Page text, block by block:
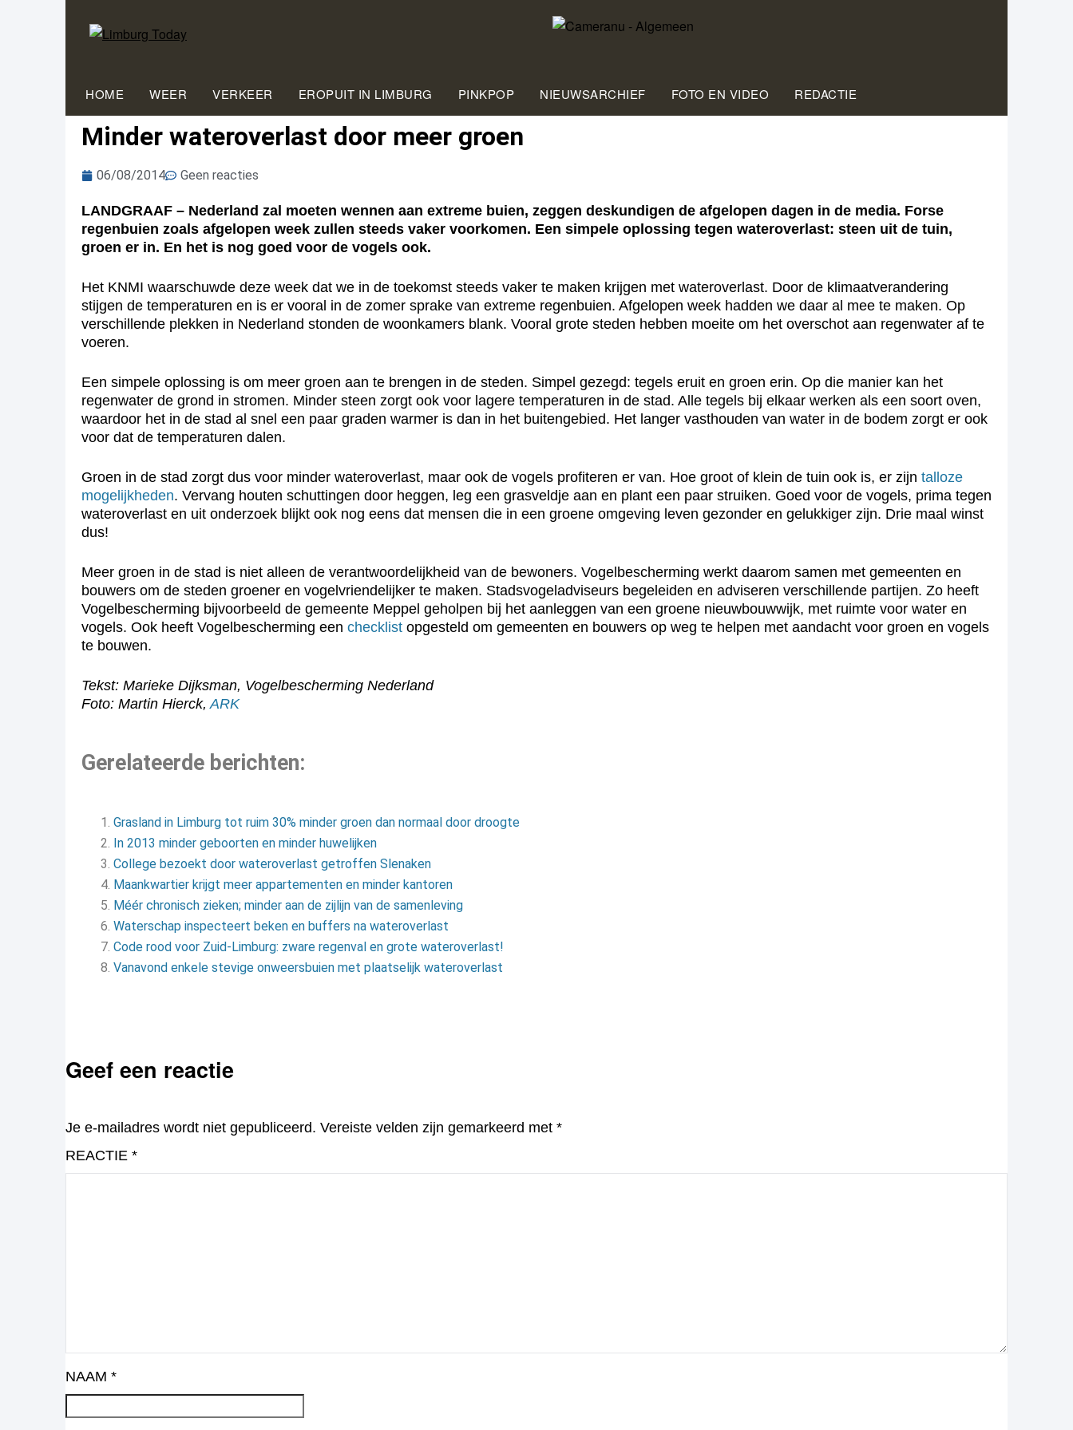
HOME WEER VERKEER EROPUIT IN LIMBURG PINKPOP NIEUWSARCHIEF FOTO EN VIDEO REDACTIE
Minder wateroverlast door meer groen
06/08/2014 Geen reacties
LANDGRAAF – Nederland zal moeten wennen aan extreme buien, zeggen deskundigen de afgelopen dagen in de media. Forse
regenbuien zoals afgelopen week zullen steeds vaker voorkomen. Een simpele oplossing tegen wateroverlast: steen uit de tuin,
groen er in. En het is nog goed voor de vogels ook.
Het KNMI waarschuwde deze week dat we in de toekomst steeds vaker te maken krijgen met wateroverlast. Door de klimaatverandering
stijgen de temperaturen en is er vooral in de zomer sprake van extreme regenbuien. Afgelopen week hadden we daar al mee te maken. Op
verschillende plekken in Nederland stonden de woonkamers blank. Vooral grote steden hebben moeite om het overschot aan regenwater af te
voeren.
Een simpele oplossing is om meer groen aan te brengen in de steden. Simpel gezegd: tegels eruit en groen erin. Op die manier kan het
regenwater de grond in stromen. Minder steen zorgt ook voor lagere temperaturen in de stad. Alle tegels bij elkaar werken als een soort oven,
waardoor het in de stad al snel een paar graden warmer is dan in het buitengebied. Het langer vasthouden van water in de bodem zorgt er ook
voor dat de temperaturen dalen.
Groen in de stad zorgt dus voor minder wateroverlast, maar ook de vogels profiteren er van. Hoe groot of klein de tuin ook is, er zijn talloze
mogelijkheden. Vervang houten schuttingen door heggen, leg een grasveldje aan en plant een paar struiken. Goed voor de vogels, prima tegen
wateroverlast en uit onderzoek blijkt ook nog eens dat mensen die in een groene omgeving leven gezonder en gelukkiger zijn. Drie maal winst
dus!
Meer groen in de stad is niet alleen de verantwoordelijkheid van de bewoners. Vogelbescherming werkt daarom samen met gemeenten en
bouwers om de steden groener en vogelvriendelijker te maken. Stadsvogeladviseurs begeleiden en adviseren verschillende partijen. Zo heeft
Vogelbescherming bijvoorbeeld de gemeente Meppel geholpen bij het aanleggen van een groene nieuwbouwwijk, met ruimte voor water en
vogels. Ook heeft Vogelbescherming een checklist opgesteld om gemeenten en bouwers op weg te helpen met aandacht voor groen en vogels
te bouwen.
Tekst: Marieke Dijksman, Vogelbescherming Nederland
Foto: Martin Hierck,ARK
Gerelateerde berichten:
Grasland in Limburg tot ruim 30% minder groen dan normaal door droogte
In 2013 minder geboorten en minder huwelijken
College bezoekt door wateroverlast getroffen Slenaken
Maankwartier krijgt meer appartementen en minder kantoren
Méér chronisch zieken; minder aan de zijlijn van de samenleving
Waterschap inspecteert beken en buffers na wateroverlast
Code rood voor Zuid-Limburg: zware regenval en grote wateroverlast!
Vanavond enkele stevige onweersbuien met plaatselijk wateroverlast
Geef een reactie
Je e-mailadres wordt niet gepubliceerd. Vereiste velden zijn gemarkeerd met *
REACTIE *
NAAM *